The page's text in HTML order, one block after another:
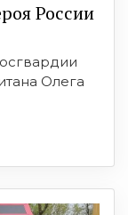
России
Олега